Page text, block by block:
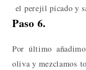
el perejil picado y
Paso 6.
Por último
oliva y mezclamos